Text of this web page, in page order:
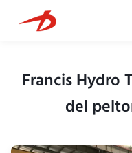
Francis
del